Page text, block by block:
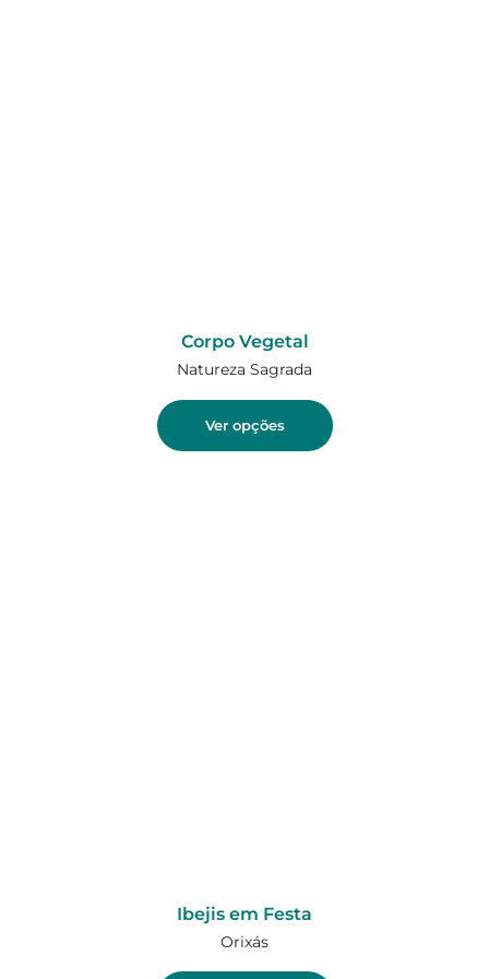
Corpo Vegetal
Natureza Sagrada
Ver opções
Ibejis em Festa
Orixás